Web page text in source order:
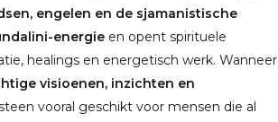
engelen en de sjamanistische
energie en opent spirituele
healings en energetisch werk. Wanneer
visioenen, inzichten en
vooral geschikt voor mensen die al